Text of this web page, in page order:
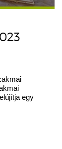
egy